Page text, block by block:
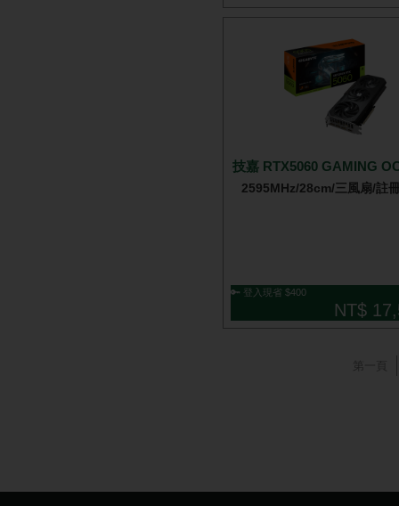
技嘉 RTX5060 GAMING
2595MHz/28cm/三風扇/註
🔑 登入現省 $400
NT$